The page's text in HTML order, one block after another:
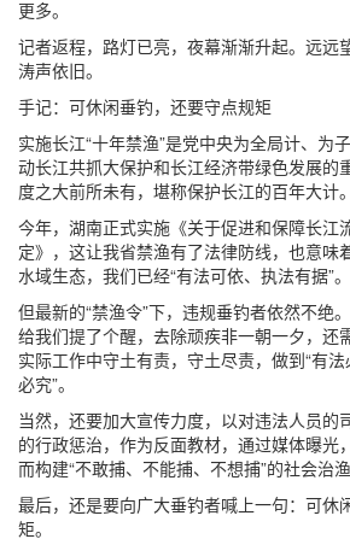
更多。
记者返程，路灯已亮，夜幕渐渐升起。远远
涛声依旧。
手记：可休闲垂钓，还要守点规矩
实施长江“十年禁渔”是党中央为全局计、为
动长江共抓大保护和长江经济带绿色发展的
度之大前所未有，堪称保护长江的百年大计。
今年，湖南正式实施《关于促进和保障长江
定》，这让我省禁渔有了法律防线，也意味
水域生态，我们已经“有法可依、执法有据”。
但最新的“禁渔令”下，违规垂钓者依然不绝
给我们提了个醒，去除顽疾非一朝一夕，还
实际工作中守土有责，守土尽责，做到“有
必究”。
当然，还要加大宣传力度，以对违法人员的
的行政惩治，作为反面教材，通过媒体曝光
而构建“不敢捕、不能捕、不想捕”的社会治渔
最后，还是要向广大垂钓者喊上一句：可休
矩。